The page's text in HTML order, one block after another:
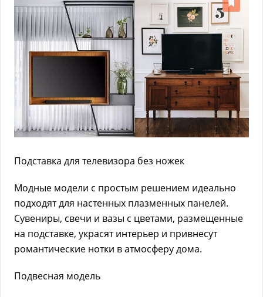
Подставка для телевизора без ножек
Модные модели с простым решением идеально
подходят для настенных плазменных панелей.
Сувениры, свечи и вазы с цветами, размещенные
на подставке, украсят интерьер и привнесут
романтические нотки в атмосферу дома.
Подвесная модель